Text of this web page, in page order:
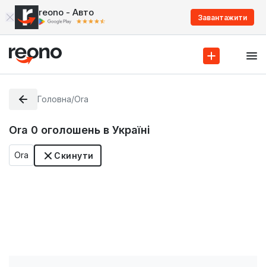
reono - Авто Завантажити
Головна/Ora
Ora 0 оголошень в Україні
Ora Скинути